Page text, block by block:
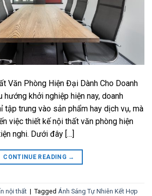
Văn Phòng Hiện Đại Dành Cho Doanh
hướng khởi nghiệp hiện nay, doanh
tập trung vào sản phẩm hay dịch vụ, mà
việc thiết kế nội thất văn phòng hiện
nghi. Dưới đây […]
CONTINUE READING →
nội thất | Tagged Ánh Sáng Tự Nhiên Kết Hợp